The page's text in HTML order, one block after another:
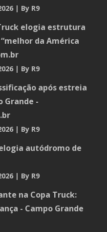
By R9
elogia estrutura
da América
By R9
após estreia
Grande -
By R9
autódromo de
By R9
na Copa Truck:
- Campo Grande